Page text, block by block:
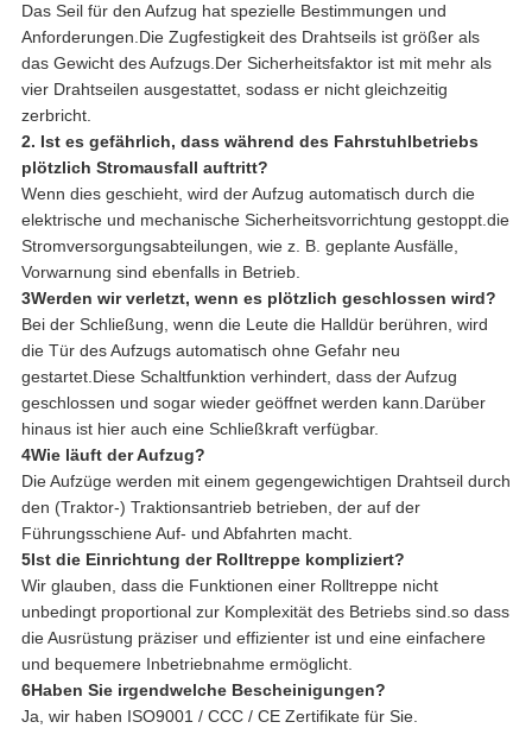
Das Seil für den Aufzug hat spezielle Bestimmungen und
Anforderungen.Die Zugfestigkeit des Drahtseils ist größer als
das Gewicht des Aufzugs.Der Sicherheitsfaktor ist mit mehr als
vier Drahtseilen ausgestattet, sodass er nicht gleichzeitig
zerbricht.
2. Ist es gefährlich, dass während des Fahrstuhlbetriebs
plötzlich Stromausfall auftritt?
Wenn dies geschieht, wird der Aufzug automatisch durch die
elektrische und mechanische Sicherheitsvorrichtung gestoppt.die
Stromversorgungsabteilungen, wie z. B. geplante Ausfälle,
Vorwarnung sind ebenfalls in Betrieb.
3Werden wir verletzt, wenn es plötzlich geschlossen wird?
Bei der Schließung, wenn die Leute die Halldür berühren, wird
die Tür des Aufzugs automatisch ohne Gefahr neu
gestartet.Diese Schaltfunktion verhindert, dass der Aufzug
geschlossen und sogar wieder geöffnet werden kann.Darüber
hinaus ist hier auch eine Schließkraft verfügbar.
4Wie läuft der Aufzug?
Die Aufzüge werden mit einem gegengewichtigen Drahtseil durch
den (Traktor-) Traktionsantrieb betrieben, der auf der
Führungsschiene Auf- und Abfahrten macht.
5Ist die Einrichtung der Rolltreppe kompliziert?
Wir glauben, dass die Funktionen einer Rolltreppe nicht
unbedingt proportional zur Komplexität des Betriebs sind.so dass
die Ausrüstung präziser und effizienter ist und eine einfachere
und bequemere Inbetriebnahme ermöglicht.
6Haben Sie irgendwelche Bescheinigungen?
Ja, wir haben ISO9001 / CCC / CE Zertifikate für Sie.